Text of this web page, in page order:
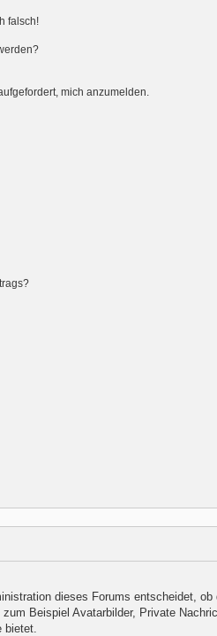
falsch!
mich anzumelden.
dieses Forums entscheidet,
Beispiel Avatarbilder, Private